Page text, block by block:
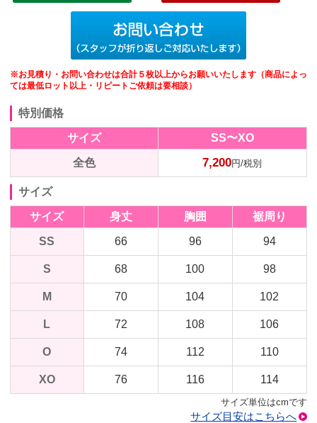
※お見積り・お問い合わせは合計５枚以上からお願いいたします（商品によっ
ては最低ロット以上・リピートご依頼は要相談）
特別価格
サイズ SS〜XO
全色 7,200円/税別
サイズ
サイズ 身丈 胸囲 裾周り
SS 66 96 94
S 68 100 98
M 70 104 102
L 72 108 106
O 74 112 110
XO 76 116 114
サイズ単位はcmです
サイズ目安はこちらへ